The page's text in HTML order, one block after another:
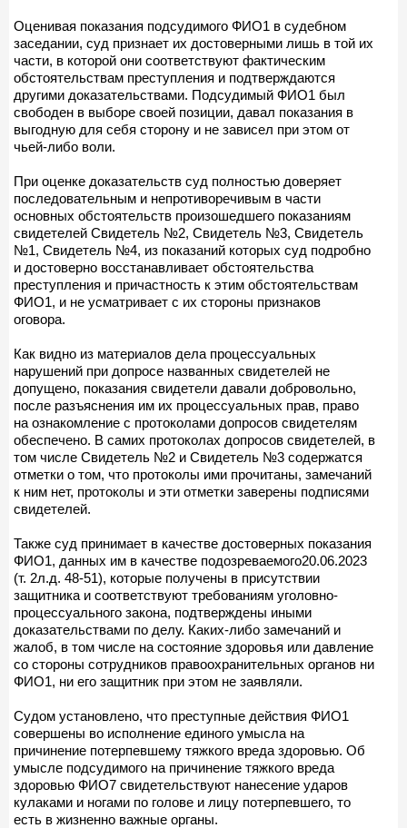
Оценивая показания подсудимого ФИО1 в судебном
заседании, суд признает их достоверными лишь в той их
части, в которой они соответствуют фактическим
обстоятельствам преступления и подтверждаются
другими доказательствами. Подсудимый ФИО1 был
свободен в выборе своей позиции, давал показания в
выгодную для себя сторону и не зависел при этом от
чьей-либо воли.
При оценке доказательств суд полностью доверяет
последовательным и непротиворечивым в части
основных обстоятельств произошедшего показаниям
свидетелей Свидетель №2, Свидетель №3, Свидетель
№1, Свидетель №4, из показаний которых суд подробно
и достоверно восстанавливает обстоятельства
преступления и причастность к этим обстоятельствам
ФИО1, и не усматривает с их стороны признаков
оговора.
Как видно из материалов дела процессуальных
нарушений при допросе названных свидетелей не
допущено, показания свидетели давали добровольно,
после разъяснения им их процессуальных прав, право
на ознакомление с протоколами допросов свидетелям
обеспечено. В самих протоколах допросов свидетелей, в
том числе Свидетель №2 и Свидетель №3 содержатся
отметки о том, что протоколы ими прочитаны, замечаний
к ним нет, протоколы и эти отметки заверены подписями
свидетелей.
Также суд принимает в качестве достоверных показания
ФИО1, данных им в качестве подозреваемого20.06.2023
(т. 2л.д. 48-51), которые получены в присутствии
защитника и соответствуют требованиям уголовно-
процессуального закона, подтверждены иными
доказательствами по делу. Каких-либо замечаний и
жалоб, в том числе на состояние здоровья или давление
со стороны сотрудников правоохранительных органов ни
ФИО1, ни его защитник при этом не заявляли.
Судом установлено, что преступные действия ФИО1
совершены во исполнение единого умысла на
причинение потерпевшему тяжкого вреда здоровью. Об
умысле подсудимого на причинение тяжкого вреда
здоровью ФИО7 свидетельствуют нанесение ударов
кулаками и ногами по голове и лицу потерпевшего, то
есть в жизненно важные органы.